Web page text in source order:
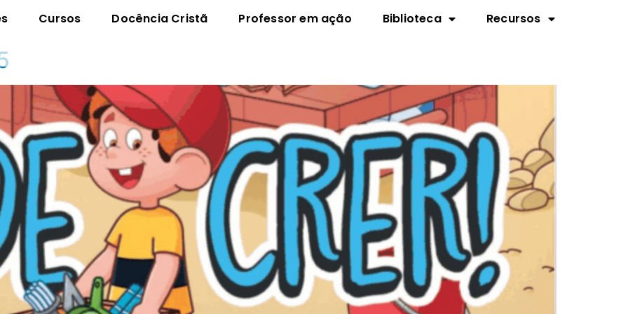
Cursos Docência Cristã Professor em ação Biblioteca
Recursos